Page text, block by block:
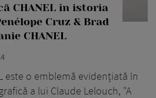
CHANEL în istoria
Cruz & Brad
CHANEL
este o emblemă evidențiată în
a lui Claude Lelouch, "A